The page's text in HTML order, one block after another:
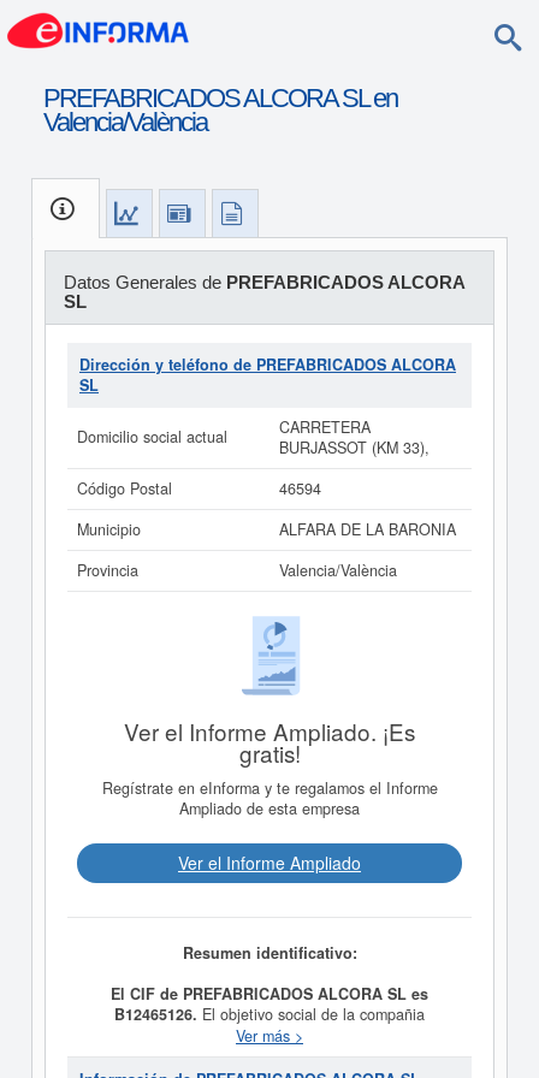
PREFABRICADOS ALCORA SL en
Valencia/València
Datos Generales de PREFABRICADOS ALCORA
SL
Dirección y teléfono de PREFABRICADOS ALCORA
SL
Domicilio social actual
CARRETERA
BURJASSOT (KM 33),
Código Postal
46594
Municipio
ALFARA DE LA BARONIA
Provincia
Valencia/València
Ver el Informe Ampliado. ¡Es
gratis!
Regístrate en eInforma y te regalamos el Informe
Ampliado de esta empresa
Ver el Informe Ampliado
Resumen identificativo:
El CIF de PREFABRICADOS ALCORA SL es
B12465126. El objetivo social de la compañia
PREFABRICADOS ALCORA SL
Y COMERCIALIZACION DE BLOQUES BOVEDILLAS Y
Ver más >